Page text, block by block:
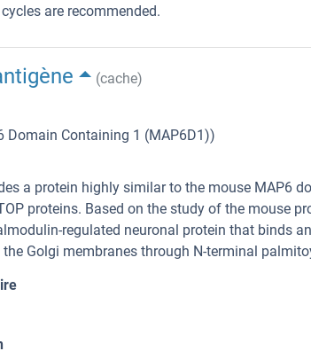
are recommended.
(cache)
Domain Containing 1 (MAP6D1))
a protein highly similar to the mouse MAP6
proteins. Based on the study of the mouse
regulated neuronal protein that binds
Golgi membranes through N-terminal